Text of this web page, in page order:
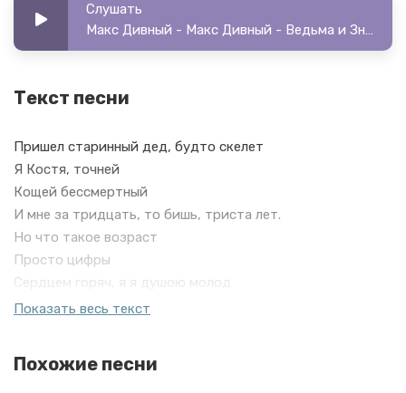
Слушать
Макс Дивный - Макс Дивный - Ведьма и Знакомства в Интернете
Текст песни
Пришел старинный дед, будто скелет
Я Костя, точней
Кощей бессмертный
И мне за тридцать, то бишь, триста лет.
Но что такое возраст
Просто цифры
Сердцем горяч, я я душою молод
И знаю, где в чьей душе тайны
ну может быть немножечко слегка
Показать весь текст
Похожие песни